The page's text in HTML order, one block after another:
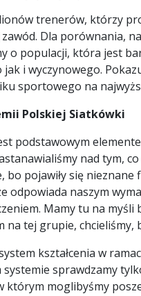
trenerów, którzy
Dla porównania,
o populacji, która jest
i wyczynowego.
sportowego na
Polskiej Siatkówki
podstawowym
nad tym,
pojawiły się
odpowiada naszym
Mamy tu na
na tej grupie,
kształcenia w
systemie sprawdzamy
którym moglibyśmy